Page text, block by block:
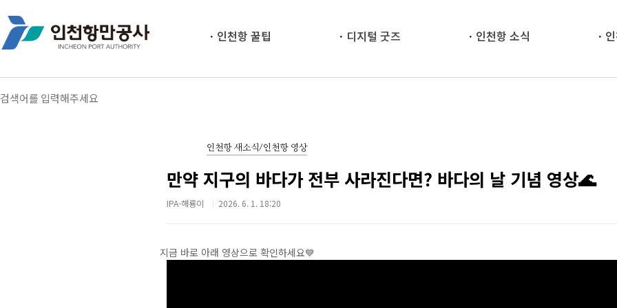
인천항 꿀팁 디지털 굿즈 인천항 소식
인천항 새소식/인천항 영상
만약 지구의 바다가 전부 사라진다면? 바다의 날 기념 영상🌊
IPA-해룡이 2026. 6. 1. 18:20
지금 바로 아래 영상으로 확인하세요💙